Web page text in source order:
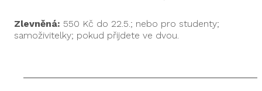
Zlevněná: 550 Kč do 22.5.; nebo pro studenty;
samoživitelky; pokud přijdete ve dvou.